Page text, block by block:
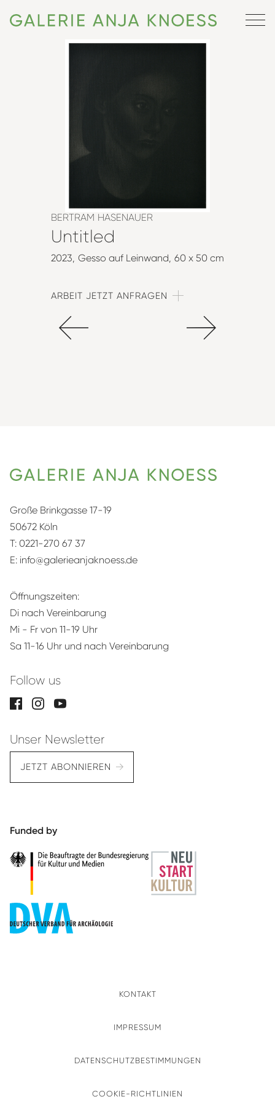
BERTRAM HASENAUER
Untitled
2023 Gesso auf Leinwand 60 x 50 cm
ARBEIT JETZT ANFRAGEN
Große Brinkgasse 17-19
50672 Köln
T: 0221-270 67 37
E: info@galerieanjaknoess.de
Öffnungszeiten:
Di nach Vereinbarung
Mi - Fr von 11-19 Uhr
Sa 11-16 Uhr und nach Vereinbarung
Follow us
Unser Newsletter
JETZT ABONNIEREN
Funded by
KONTAKT
IMPRESSUM
DATENSCHUTZBESTIMMUNGEN
COOKIE-RICHTLINIEN